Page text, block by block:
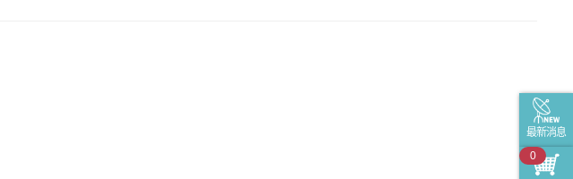
最新消息
0